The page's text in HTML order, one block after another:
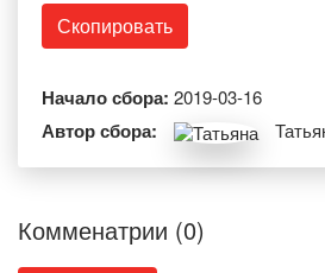
Скопировать
Начало сбора: 2019-03-16
Автор сбора:
Комменатрии (0)